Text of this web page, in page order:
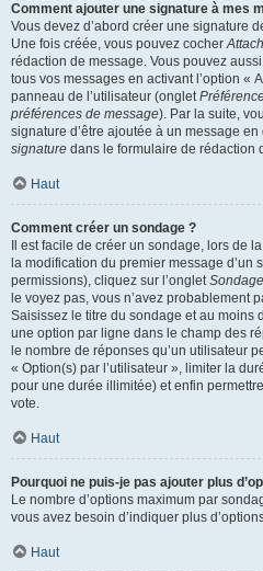
Comment ajouter une signature à mes
Vous devez d’abord créer une signature
Une fois créée, vous pouvez cocher
rédaction de message. Vous pouvez
tous vos messages en activant l’option «
panneau de l’utilisateur (onglet
préférences de message). Par la suite,
signature d’être ajoutée à un message
signature dans le formulaire de rédaction
Haut
Comment créer un sondage ?
Il est facile de créer un sondage, lors de
la modification du premier message d’un
permissions), cliquez sur l’ongletSondage
le voyez pas, vous n’avez probablement
Saisissez le titre du sondage et au moins
une option par ligne dans le champ des
le nombre de réponses qu’un utilisateur
« Option(s) par l’utilisateur », limiter la
pour une durée illimitée) et enfin
vote.
Haut
Pourquoi ne puis-je pas ajouter plus
Le nombre d’options maximum par
vous avez besoin d’indiquer plus
Haut